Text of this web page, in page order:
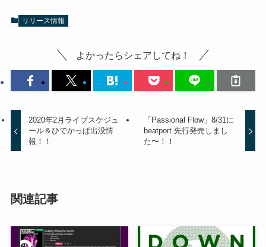
リリース情報
よかったらシェアしてね！
2020年2月ライブスケジュ
ール＆ひでかっぱ出没情
報！！
「Passional Flow」8/31に
beatport 先行発売しまし
た〜！！
関連記事